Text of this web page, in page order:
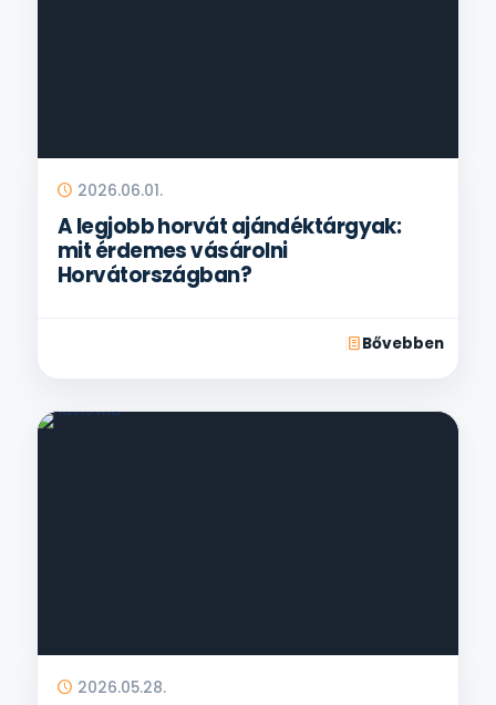
2026.06.01.
A legjobb horvát ajándéktárgyak:
mit érdemes vásárolni
Horvátországban?
Bővebben
2026.05.28.